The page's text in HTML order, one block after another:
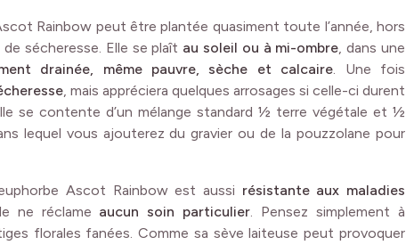
Rainbow peut être plantée quasiment toute l’année, hors
sécheresse. Elle se plaît au soleil ou à mi-ombre, dans une
drainée, même pauvre, sèche et calcaire. Une fois
, mais appréciera quelques arrosages si celle-ci durent
se contente d’un mélange standard ½ terre végétale et ½
lequel vous ajouterez du gravier ou de la pouzzolane pour
Ascot Rainbow est aussi résistante aux maladies
ne réclame aucun soin particulier. Pensez simplement à
florales fanées. Comme sa sève laiteuse peut provoquer